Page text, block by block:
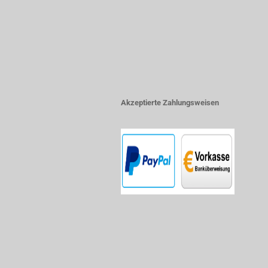
Akzeptierte Zahlungsweisen